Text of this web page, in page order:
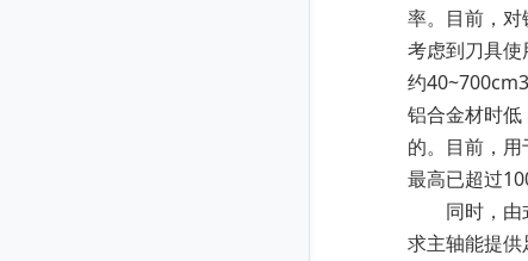
率。目前，
考虑到刀具
约
铝合金材时
的。目前，
最高已超过
同时，由式
求主轴能提